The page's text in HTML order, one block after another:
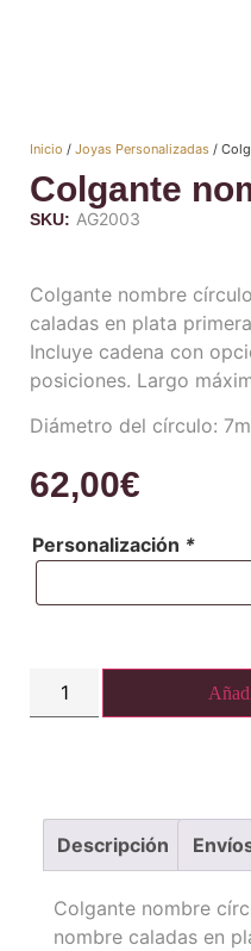
Inicio / Joyas Personalizadas /
Colgante
SKU: AG2003
Colgante nombre
caladas en plata
Incluye cadena con
posiciones. Largo
Diámetro del círculo:
62,00€
Personalización *
Descripción
Colgante nombre
nombre caladas en